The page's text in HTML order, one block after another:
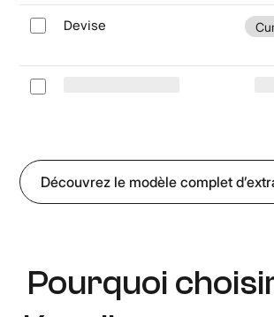
Devise
Découvrez le modèle complet
Pourquoi choisir